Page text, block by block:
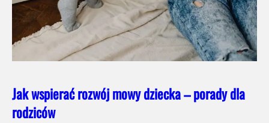
Jak wspierać rozwój mowy dziecka – porady dla
rodziców